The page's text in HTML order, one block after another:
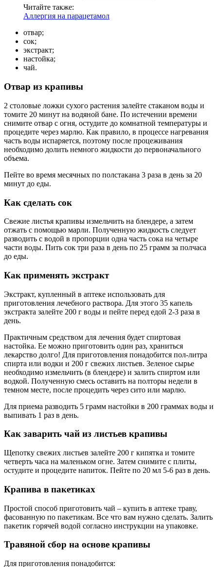
Читайте также:
Аллергия на парацетамол
отвар;
сок;
экстракт;
настойка;
чай.
Отвар из крапивы
2 столовые ложки сухого растения залейте стаканом воды и
томите 20 минут на водяной бане. По истечении времени
снимите отвар с огня, остудите до комнатной температуры и
процедите через марлю. Как правило, в процессе нагревания
часть воды испаряется, поэтому после процеживания
необходимо долить немного жидкости до первоначального
объема.
Пейте во время месячных по полстакана 3 раза в день за 20
минут до еды.
Как сделать сок
Свежие листья крапивы измельчить на блендере, а затем
отжать с помощью марли. Полученную жидкость следует
разводить с водой в пропорции одна часть сока на четыре
части воды. Пить сок три раза в день по 25 грамм за полчаса
до еды.
Как применять экстракт
Экстракт, купленный в аптеке использовать для
приготовления лечебного раствора. Для этого 35 капель
экстракта залейте 200 г воды и пейте перед едой 2-3 раза в
день.
Практичным средством для лечения будет спиртовая
настойка. Ее можно приготовить один раз, храниться
лекарство долго! Для приготовления понадобится пол-литра
спирта или водки и 200 г свежих листьев. Зеленое сырье
необходимо измельчить (в блендере) и залить спиртом или
водкой. Полученную смесь оставить на полторы недели в
темном месте, после процедить через сито или марлю.
Для приема разводить 5 грамм настойки в 200 граммах воды и
выпивать 1 раз в день.
Как заварить чай из листьев крапивы
Щепотку свежих листьев залейте 200 г кипятка и томите
четверть часа на маленьком огне. Затем снимите с плиты,
остудите и процедите напиток. Пейте по 20 мл 5-6 раз в день.
Крапива в пакетиках
Простой способ приготовить чай – купить в аптеке траву,
фасованную по пакетикам. Все что вам нужно сделать. Залить
пакетик горячей водой согласно инструкции на упаковке.
Травяной сбор на основе крапивы
Для приготовления понадобится: